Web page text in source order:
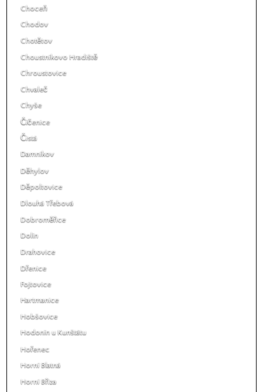
Choceň
Chodov
Chotětov
Choustníkovo Hradiště
Chroustovice
Chvaleč
Chyše
Číčenice
Čistá
Damníkov
Děhylov
Děpoltovice
Dlouhá Třebová
Dobroměřice
Dolín
Drahovice
Dřenice
Fojtovice
Hartmanice
Hobšovice
Hodonín u Kunštátu
Hořenec
Horní Blatná
Horní Bříza